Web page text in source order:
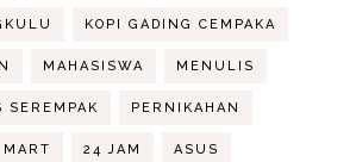
KOPI GADING CEMPAKA
MAHASISWA MENULIS
SEREMPAK PERNIKAHAN
24 JAM ASUS